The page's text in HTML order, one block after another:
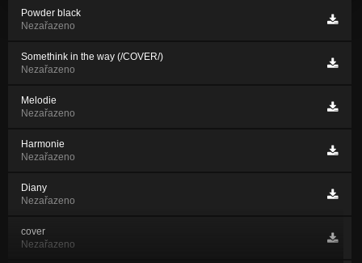
Powder black
Nezařazeno
Somethink in the way (/COVER/)
Nezařazeno
Melodie
Nezařazeno
Harmonie
Nezařazeno
Diany
Nezařazeno
cover
Nezařazeno